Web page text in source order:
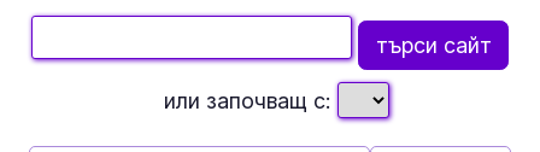
или започващ с: